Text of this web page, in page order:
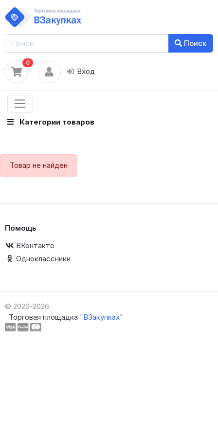
Поиск
0
Вход
Категории товаров
Товар не найден
Помощь
ВКонтакте
Одноклассники
© 2020-2026
Торговая площадка "ВЗакупках"